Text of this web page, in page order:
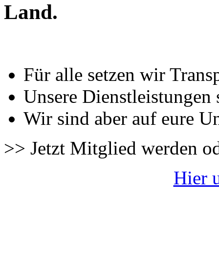
Land.
Für alle setzen wir
Unsere Dienstleistungen
Wir sind aber auf eure
>> Jetzt Mitglied werden
Hier